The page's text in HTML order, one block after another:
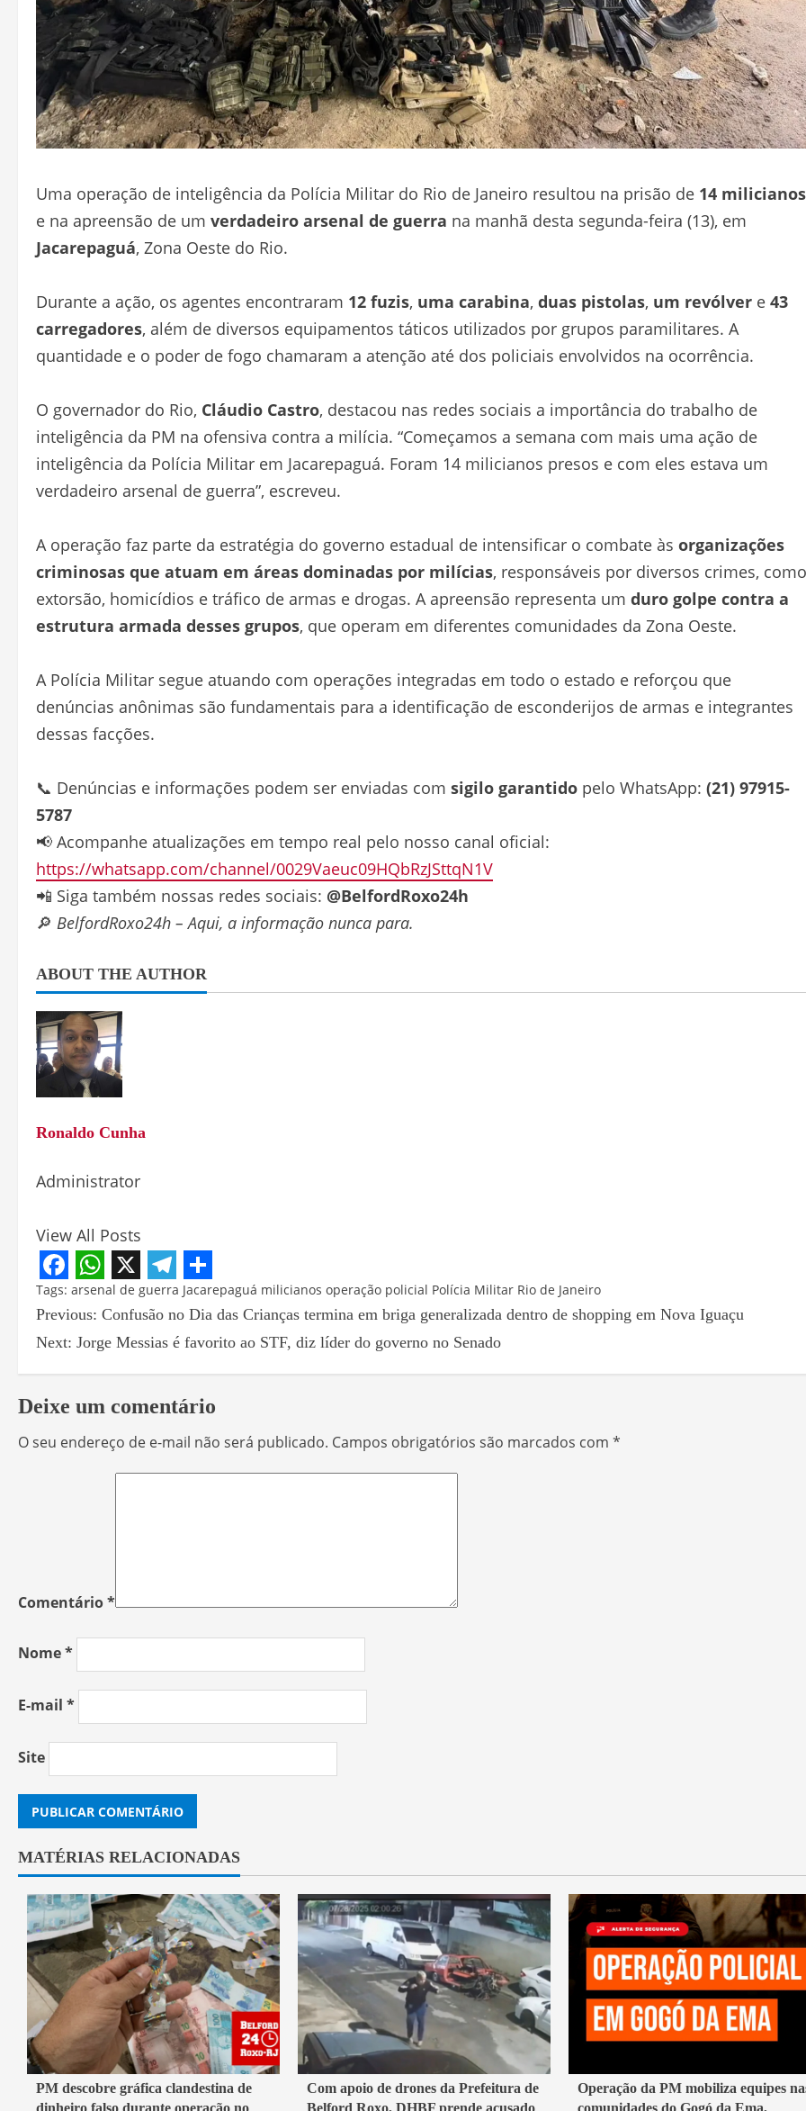
Uma operação de inteligência da Polícia Militar do Rio de Janeiro resultou na prisão de 14 milicianos
e na apreensão de um verdadeiro arsenal de guerra na manhã desta segunda-feira (13), em
Jacarepaguá, Zona Oeste do Rio.
Durante a ação, os agentes encontraram 12 fuzis, uma carabina, duas pistolas, um revólver e 43
carregadores, além de diversos equipamentos táticos utilizados por grupos paramilitares. A
quantidade e o poder de fogo chamaram a atenção até dos policiais envolvidos na ocorrência.
O governador do Rio, Cláudio Castro, destacou nas redes sociais a importância do trabalho de
inteligência da PM na ofensiva contra a milícia. “Começamos a semana com mais uma ação de
inteligência da Polícia Militar em Jacarepaguá. Foram 14 milicianos presos e com eles estava um
verdadeiro arsenal de guerra”, escreveu.
A operação faz parte da estratégia do governo estadual de intensificar o combate às organizações
criminosas que atuam em áreas dominadas por milícias, responsáveis por diversos crimes, como
extorsão, homicídios e tráfico de armas e drogas. A apreensão representa um duro golpe contra a
estrutura armada desses grupos, que operam em diferentes comunidades da Zona Oeste.
A Polícia Militar segue atuando com operações integradas em todo o estado e reforçou que
denúncias anônimas são fundamentais para a identificação de esconderijos de armas e integrantes
dessas facções.
📞 Denúncias e informações podem ser enviadas com sigilo garantido pelo WhatsApp: (21) 97915-
5787
📢 Acompanhe atualizações em tempo real pelo nosso canal oficial:
https://whatsapp.com/channel/0029Vaeuc09HQbRzJSttqN1V
📲 Siga também nossas redes sociais: @BelfordRoxo24h
🔎 BelfordRoxo24h – Aqui, a informação nunca para.
ABOUT THE AUTHOR
Ronaldo Cunha
Administrator
View All Posts
Facebook
WhatsApp
X Telegram
Share
Tags: arsenal de guerra Jacarepaguá milicianos operação policial Polícia Militar Rio de Janeiro
Previous: Confusão no Dia das Crianças termina em briga generalizada dentro de shopping em Nova Iguaçu
Next: Jorge Messias é favorito ao STF, diz líder do governo no Senado
Deixe um comentário
O seu endereço de e-mail não será publicado. Campos obrigatórios são marcados com *
Comentário*
Nome*
E-mail *
Site
MATÉRIAS RELACIONADAS
4 min read
PM descobre gráfica clandestina de
3 min read
Com apoio de drones da Prefeitura de
2 min read
Operação da PM mobiliza equipes